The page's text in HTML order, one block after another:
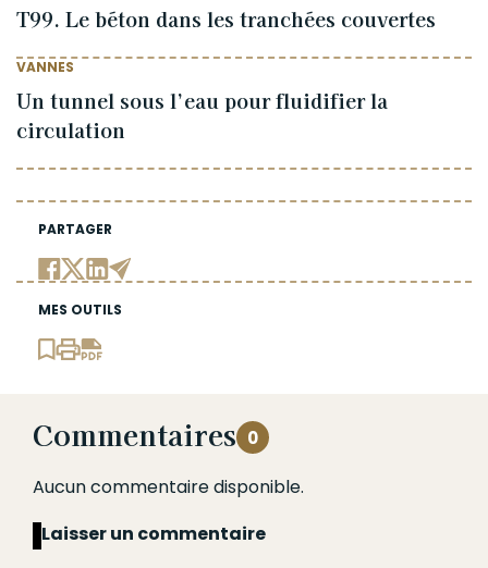
PARTAGER
MES OUTILS
T99. Le béton dans les tranchées couvertes
VANNES
Un tunnel sous l’eau pour fluidifier la
circulation
Commentaires 0
Aucun commentaire disponible.
Laisser un commentaire